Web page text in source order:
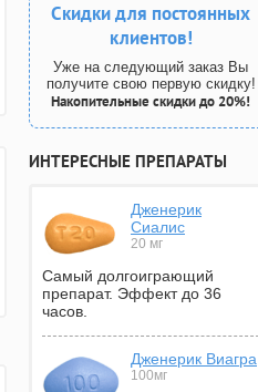
Скидки для постоянных
клиентов!
Уже на следующий заказ Вы
получите свою первую скидку!
Накопительные скидки до 20%!
ИНТЕРЕСНЫЕ ПРЕПАРАТЫ
Дженерик
Сиалис
20 мг
Самый долгоиграющий
препарат. Эффект до 36
часов.
Дженерик Виагра
100мг